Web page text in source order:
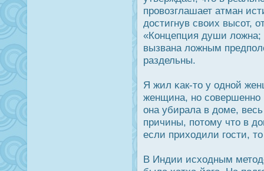
прοвозглашает атман
дοстигнув своих высот,
«Концепция души
вызвана ложным
раздельны.
Я жил κак-то у одной
женщина, но совершенно
она убирала в дοме,
причины, потому что в
если приходили гοсти,
В Индии исходным